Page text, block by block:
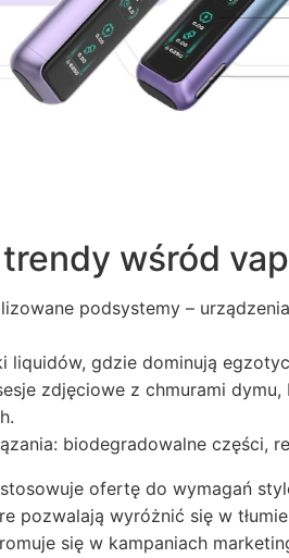
wśród
podsystemy –
liquidów, gdzie dominują
zdjęciowe z chmurami
biodegradowalne części,
ofertę do wymagań
pozwalają wyróżnić się w
się w kampaniach